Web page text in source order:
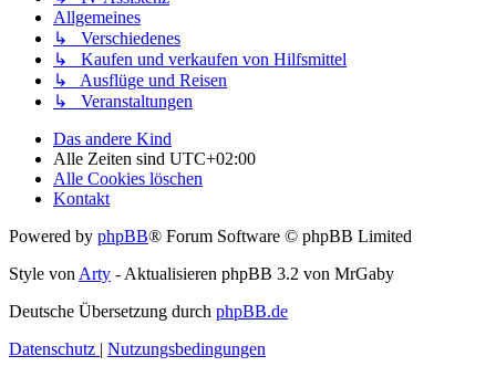
Allgemeines
↳ Verschiedenes
↳ Kaufen und verkaufen von Hilfsmittel
↳ Ausflüge und Reisen
↳ Veranstaltungen
Das andere Kind
Alle Zeiten sind UTC+02:00
Alle Cookies löschen
Kontakt
Powered by phpBB® Forum Software © phpBB Limited
Style vonArty - Aktualisieren phpBB 3.2 von MrGaby
Deutsche Übersetzung durch phpBB.de
Datenschutz | Nutzungsbedingungen